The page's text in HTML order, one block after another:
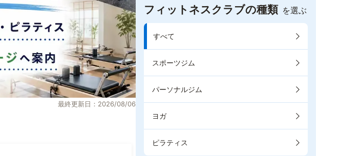
最終更新日：2026/08/06
フィットネスクラブの種類 を選ぶ
すべて
スポーツジム
パーソナルジム
ヨガ
ピラティス